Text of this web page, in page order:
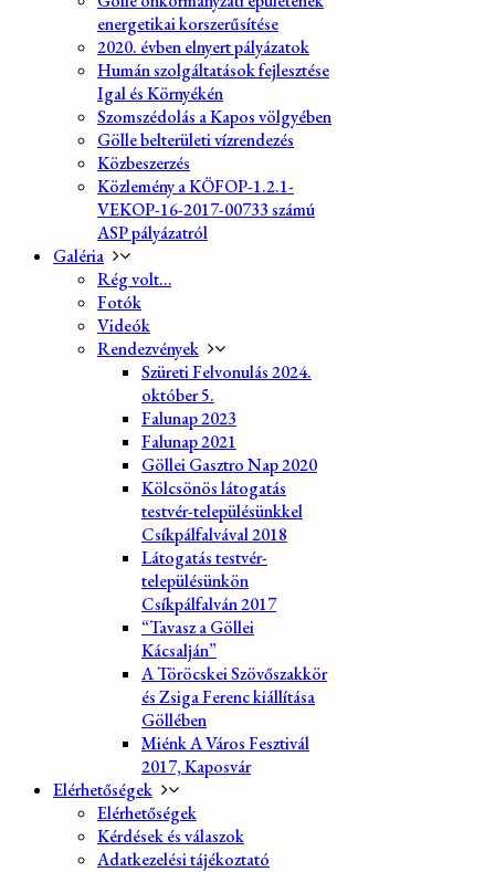
energetikai korszerűsítése
2020. évben elnyert pályázatok
Humán szolgáltatások fejlesztése
Igal és Környékén
Szomszédolás a Kapos völgyében
Gölle belterületi vízrendezés
Közbeszerzés
Közlemény a KÖFOP-1.2.1-
VEKOP-16-2017-00733 számú
ASP pályázatról
Galéria
Rég volt…
Fotók
Videók
Rendezvények
Szüreti Felvonulás 2024.
október 5.
Falunap 2023
Falunap 2021
Göllei Gasztro Nap 2020
Kölcsönös látogatás
testvér-településünkkel
Csíkpálfalvával 2018
Látogatás testvér-
településünkön
Csíkpálfalván 2017
“Tavasz a Göllei
Kácsalján”
A Töröcskei Szövőszakkör
és Zsiga Ferenc kiállítása
Göllében
Miénk A Város Fesztivál
2017, Kaposvár
Elérhetőségek
Elérhetőségek
Kérdések és válaszok
Adatkezelési tájékoztató